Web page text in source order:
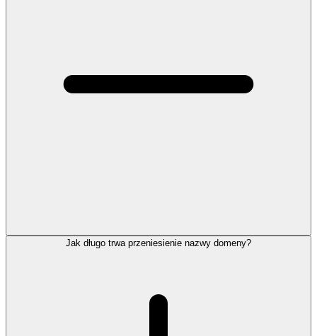
Jak długo trwa przeniesienie nazwy domeny?